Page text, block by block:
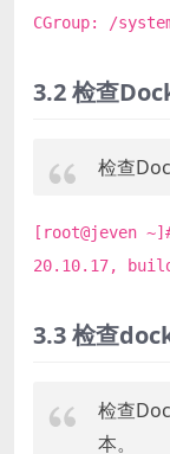
CGroup: /
3.2 检查
检查
[root@jeven
20.10.17,
3.3 检查
检查
本。